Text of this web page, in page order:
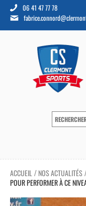
06 41 47 77 78
ACCUEIL / NOS ACTUALITÉS
POUR PERFORMER À CE